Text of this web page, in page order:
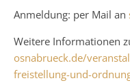
Anmeldung: per Mail an
Weitere Informationen
osnabrueck.de/
freistellung-und-